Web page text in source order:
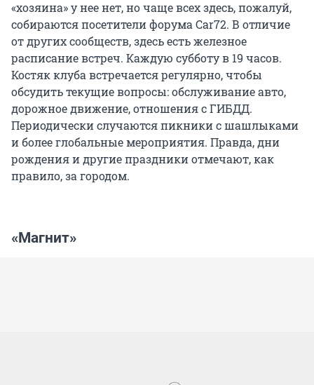
«хозяина» у нее нет, но чаще всех здесь, пожалуй,
собираются посетители форума Car72. В отличие
от других сообществ, здесь есть железное
расписание встреч. Каждую субботу в 19 часов.
Костяк клуба встречается регулярно, чтобы
обсудить текущие вопросы: обслуживание авто,
дорожное движение, отношения с ГИБДД.
Периодически случаются пикники с шашлыками
и более глобальные мероприятия. Правда, дни
рождения и другие праздники отмечают, как
правило, за городом.
«Магнит»